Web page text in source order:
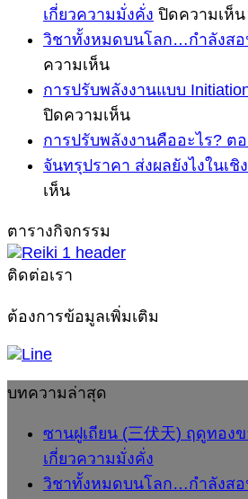
เกี่ยวความมั่งคั่ง ปิดความเห็น
วิชาทั้งหมดบนโลก…กำลังสอ
ความเห็นบน
วิชา
ทั้งหมด
บน
โลก…
เดียวกัน?
การปรับพลังงานแบบ
ปิดความเห็นบน
การ
ปรับ
ตอน
การปรับพลังงานคืออะไร? ต
จันทรุปราคา ส่งผลยังไงในเชิ
เห็นบน
ส่ง
ผล
ไง
พลังงาน?
ตารางกิจกรรม
ติดต่อเรา
ต้องการข้อมูลเพิ่มเติม
บทความล่าสุด
ซานฝูเถียน (三伏天) ฤดูทอง
เกี่ยวความมั่งคั่ง
วิชาทั้งหมดบนโลก…กำลังสอ